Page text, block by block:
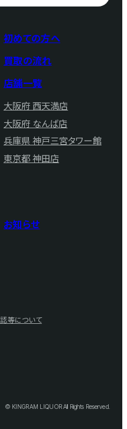
初めての方へ
買取の流れ
店舗一覧
大阪府 西天満店
大阪府 なんば店
兵庫県 神戸三宮タワー館
東京都 神田店
お知らせ
等について
© KINGRAM LIQUOR All Rights Reserved.